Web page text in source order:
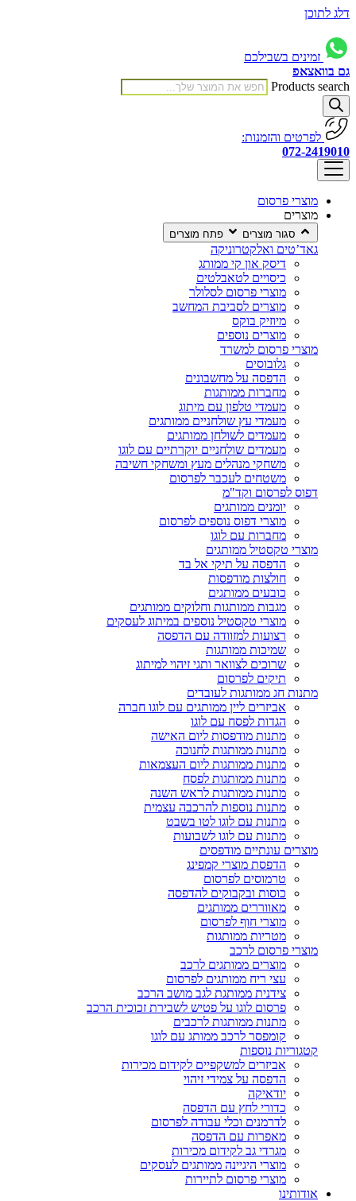
דלג לתוכן
זמינים בשבילכם
גם בוואצאפ
Products search
לפרטים והזמנות:
072-2419010
מוצרי פרסום
מוצרים
סגור מוצרים פתח מוצרים
גאד’טים ואלקטרוניקה
דיסק און קי ממותג
כיסויים לטאבלטים
מוצרי פרסום לסלולר
מוצרים לסביבת המחשב
מיוזיק בוקס
מוצרים נוספים
מוצרי פרסום למשרד
גלובוסים
הדפסה על מחשבונים
מחברות ממותגות
מעמדי טלפון עם מיתוג
מעמדי עץ שולחניים ממותגים
מעמדים לשולחן ממותגים
מעמדים שולחניים יוקרתיים עם לוגו
משחקי מנהלים מעץ ומשחקי חשיבה
משטחים לעכבר לפרסום
דפוס לפרסום וקד"מ
יומנים ממותגים
מוצרי דפוס נוספים לפרסום
מחברות עם לוגו
מוצרי טקסטיל ממותגים
הדפסה על תיקי אל בד
חולצות מודפסות
כובעים ממותגים
מגבות ממותגות וחלוקים ממותגים
מוצרי טקסטיל נוספים במיתוג לעסקים
רצועות למזוודה עם הדפסה
שמיכות ממותגות
שרוכים לצוואר ותגי זיהוי למיתוג
תיקים לפרסום
מתנות חג ממותגות לעובדים
אביזרים ליין ממותגים עם לוגו חברה
הגדות לפסח עם לוגו
מתנות מודפסות ליום האישה
מתנות ממותגות לחנוכה
מתנות ממותגות ליום העצמאות
מתנות ממותגות לפסח
מתנות ממותגות לראש השנה
מתנות נוספות להרכבה עצמית
מתנות עם לוגו לטו בשבט
מתנות עם לוגו לשבועות
מוצרים עונתיים מודפסים
הדפסת מוצרי קמפינג
טרמוסים לפרסום
כוסות ובקבוקים להדפסה
מאווררים ממותגים
מוצרי חוף לפרסום
מטריות ממותגות
מוצרי פרסום לרכב
מוצרים ממותגים לרכב
עצי ריח ממותגים לפרסום
צידנית ממותגת לגב מושב הרכב
פרסום לוגו על פטיש לשבירת זכוכית הרכב
מתנות ממותגות לרכבים
קומפסר לרכב ממותג עם לוגו
קטגוריות נוספות
אביזרים למשקפיים לקידום מכירות
הדפסה על צמידי זיהוי
יודאיקה
כדורי לחץ עם הדפסה
לדרמנים וכלי עבודה לפרסום
מאפרות עם הדפסה
מגרדי גב לקידום מכירות
מוצרי היגיינה ממותגים לעסקים
מוצרי פרסום לתיירות
אודותינו